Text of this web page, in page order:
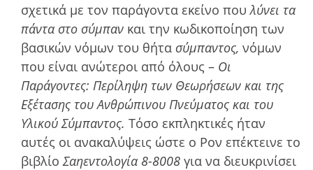
σχετικά µε τον παράγοντα εκείνο πουλύνει τα
πάντα στο σύµπαν και την κωδικοποίηση των
βασικών νόµων του θήτα σύµπαντος, νόµων
που είναι ανώτεροι από όλους – Οι
Παράγοντες: Περίληψη των Θεωρήσεων και της
Εξέτασης του Ανθρώπινου Πνεύµατος και του
Υλικού Σύµπαντος. Τόσο εκπληκτικές ήταν
αυτές οι ανακαλύψεις ώστε ο Ρον επέκτεινε το
βιβλίο Σαηεντολογία 8-8008 για να διευκρινίσει